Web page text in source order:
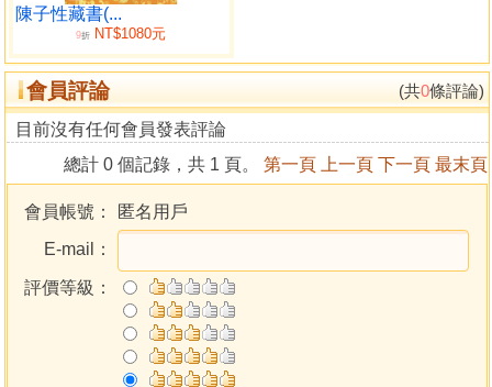
陳子性藏書(...
9折 NT$1080元
會員評論 (共0條評論)
目前沒有任何會員發表評論
總計 0 個記錄，共 1 頁。 第一頁 上一頁 下一頁 最末頁
會員帳號：
匿名用戶
E-mail：
評價等級：